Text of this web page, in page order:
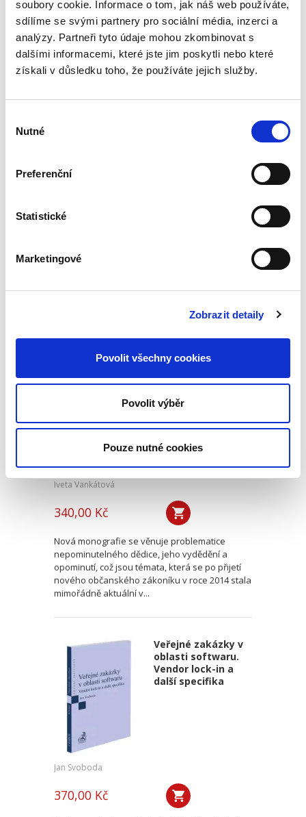
soubory cookie. Informace o tom, jak náš web používáte,
sdílíme se svými partnery pro sociální média, inzerci a
analýzy. Partneři tyto údaje mohou zkombinovat s
dalšími informacemi, které jste jim poskytli nebo které
získali v důsledku toho, že používáte jejich služby.
souhlasu
Nutné
Preferenční
Statistické
Marketingové
Zobrazit detaily
Povolit všechny cookies
Povolit výběr
Pouze nutné cookies
ryzí teorii, v knize čtenář nalezne srozumitelná
řešení...
Mediace. Ohlédnutí
Předkládaná kniha není typickou publikací o
Nepominutelný
vydědění
Iveta Vankátová
340,00 Kč
Nová monografie se věnuje problematice
nepominutelného dědice, jeho vydědění a
opominutí, což jsou témata, která se po přijetí
nového občanského zákoníku v roce 2014 stala
mimořádně aktuální v...
Veřejné zakázky v
oblasti softwaru.
Vendor lock-in a
další specifika
Jan Svoboda
370,00 Kč